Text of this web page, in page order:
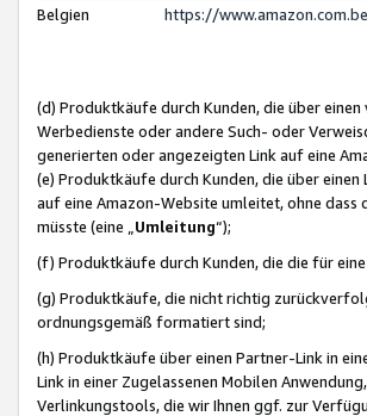
Belgien
https://
(d) Produktkäufe durch Kunden, die über
Werbedienste oder andere Such- oder
generierten oder angezeigten Link auf eine
(e) Produktkäufe durch Kunden, die über
auf eine Amazon-Website umleitet, ohne
müsste (eine „ Umleitung“);
(f) Produktkäufe durch Kunden, die die für
(g) Produktkäufe, die nicht richtig
ordnungsgemäß formatiert sind;
(h) Produktkäufe über einen Partner-Link in
Link in einer Zugelassenen Mobilen
Verlinkungstools, die wir Ihnen ggf. zur